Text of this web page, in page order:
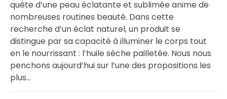
quête d’une peau éclatante et sublimée anime de
nombreuses routines beauté. Dans cette
recherche d’un éclat naturel, un produit se
distingue par sa capacité à illuminer le corps tout
en le nourrissant : l’huile sèche pailletée. Nous nous
penchons aujourd’hui sur l’une des propositions les
plus…